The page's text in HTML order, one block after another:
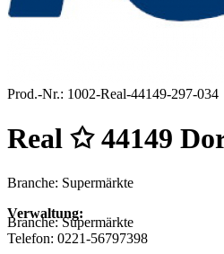
Prod.-Nr.: 1002-Real-44149-297-034
Real ✩ 44149
Branche: Supermärkte
Verwaltung:
Branche:Supermärkte
Telefon: 0221-56797398